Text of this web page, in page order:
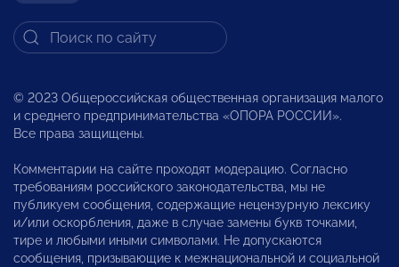
© 2023 Общероссийская общественная организация малого
и среднего предпринимательства «ОПОРА РОССИИ».
Все права защищены.
Комментарии на сайте проходят модерацию. Согласно
требованиям российского законодательства, мы не
публикуем сообщения, содержащие нецензурную лексику
и/или оскорбления, даже в случае замены букв точками,
тире и любыми иными символами. Не допускаются
сообщения, призывающие к межнациональной и социальной